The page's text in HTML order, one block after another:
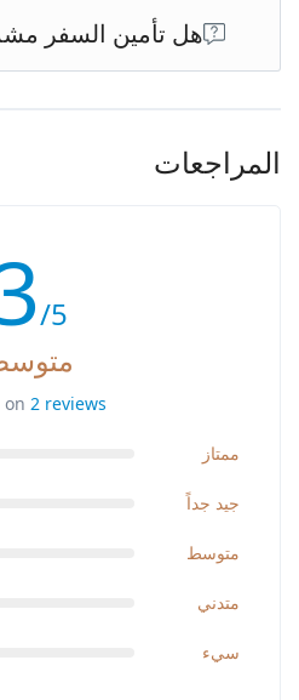
الرحلة. يرجى الاتصال بنا للحصول
هل تأمين السفر
المراجعات
/5
on 2 reviews
ممتاز
جيد جداً
متوسط
متدني
سيء